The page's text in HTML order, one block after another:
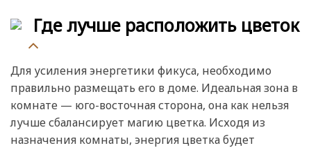
Где лучше расположить цветок
Для усиления энергетики фикуса, необходимо
правильно размещать его в доме. Идеальная зона в
комнате — юго-восточная сторона, она как нельзя
лучше сбалансирует магию цветка. Исходя из
назначения комнаты, энергия цветка будет